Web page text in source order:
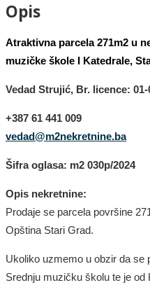
Opis
Atraktivna parcela 271m2 u
muzičke škole I Katedrale,
Vedad Strujić, Br. licence: 01-
+387 61 441 009
vedad@m2nekretnine.ba
Šifra oglasa: m2 030p/2024
Opis nekretnine:
Prodaje se parcela površine
Opština Stari Grad.
Ukoliko uzmemo u obzir da se
Srednju muzičku školu te je od